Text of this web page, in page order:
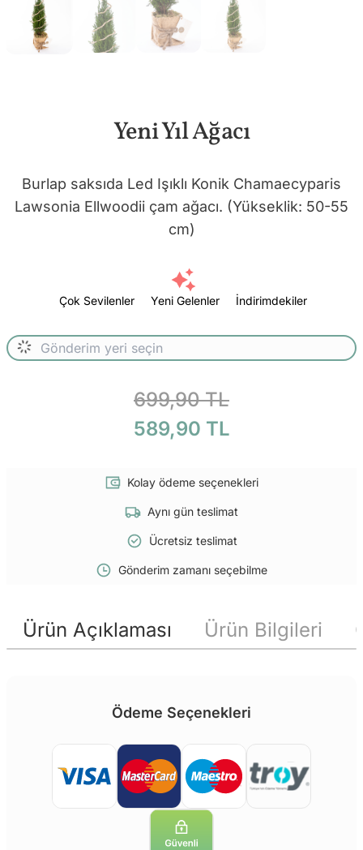
Yeni Yıl Ağacı
Burlap saksıda Led Işıklı Konik Chamaecyparis
Lawsonia Ellwoodii çam ağacı. (Yükseklik: 50-55
cm)
Çok Sevilenler Yeni Gelenler İndirimdekiler
699,90 TL
589,90 TL
Kolay ödeme seçenekleri
Aynı gün teslimat
Ücretsiz teslimat
Gönderim zamanı seçebilme
Ürün Açıklaması Ürün Bilgileri
Ödeme Seçenekleri